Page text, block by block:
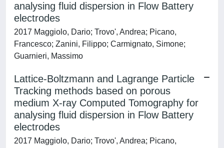
analysing fluid dispersion in Flow Battery
electrodes
2017 Maggiolo, Dario; Trovo', Andrea; Picano,
Francesco; Zanini, Filippo; Carmignato, Simone;
Guarnieri, Massimo
Lattice-Boltzmann and Lagrange Particle
Tracking methods based on porous
medium X-ray Computed Tomography for
analysing fluid dispersion in Flow Battery
electrodes
2017 Maggiolo, Dario; Trovo', Andrea; Picano,